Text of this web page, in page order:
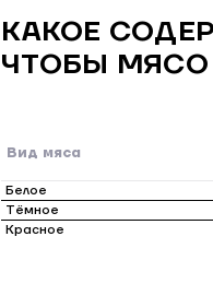
КАКОЕ
ЧТОБЫ МЯСО
Вид мяса
Белое
Тёмное
Красное